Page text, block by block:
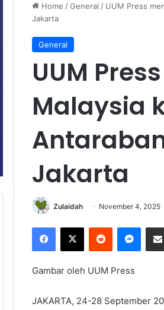
Home /General / UUM Press
Jakarta
General
UUM
Malaysia
Jakarta
Zulaidah November 4, 2025
Gambar oleh UUM Press
JAKARTA, 24-28 September